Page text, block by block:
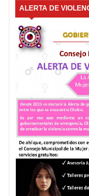
ALERTA DE